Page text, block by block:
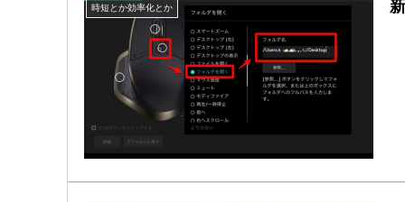
時短とか効率化とか